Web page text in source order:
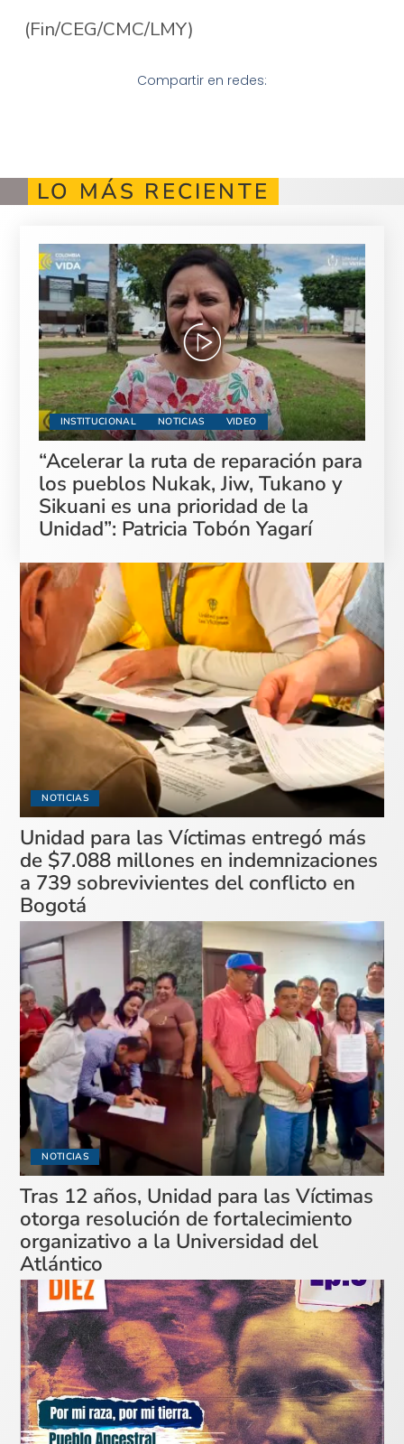
(Fin/CEG/CMC/LMY)
Compartir en redes:
LO MÁS RECIENTE
INSTITUCIONAL NOTICIAS VIDEO
“Acelerar la ruta de reparación para
los pueblos Nukak, Jiw, Tukano y
Sikuani es una prioridad de la
Unidad”: Patricia Tobón Yagarí
NOTICIAS
Unidad para las Víctimas entregó más
de $7.088 millones en indemnizaciones
a 739 sobrevivientes del conflicto en
Bogotá
NOTICIAS
Tras 12 años, Unidad para las Víctimas
otorga resolución de fortalecimiento
organizativo a la Universidad del
Atlántico